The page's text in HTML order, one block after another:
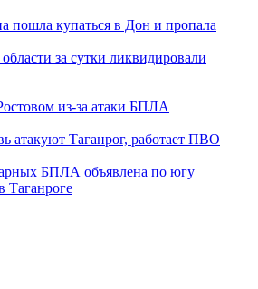
пошла купаться в Дон и пропала
за сутки ликвидировали
из-за атаки БПЛА
атакуют Таганрог, работает ПВО
БПЛА объявлена по югу
Таганроге